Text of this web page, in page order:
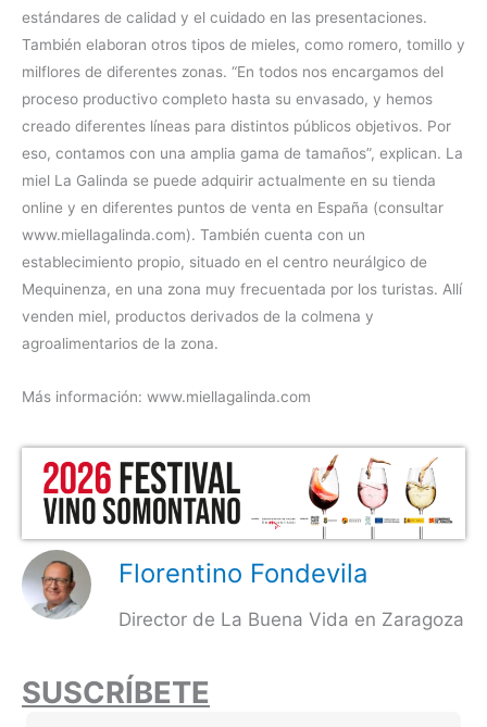
estándares de calidad y el cuidado en las presentaciones.
También elaboran otros tipos de mieles, como romero, tomillo y
milflores de diferentes zonas. “En todos nos encargamos del
proceso productivo completo hasta su envasado, y hemos
creado diferentes líneas para distintos públicos objetivos. Por
eso, contamos con una amplia gama de tamaños”, explican. La
miel La Galinda se puede adquirir actualmente en su tienda
online y en diferentes puntos de venta en España (consultar
www.miellagalinda.com). También cuenta con un
establecimiento propio, situado en el centro neurálgico de
Mequinenza, en una zona muy frecuentada por los turistas. Allí
venden miel, productos derivados de la colmena y
agroalimentarios de la zona.
Más información: www.miellagalinda.com
Florentino Fondevila
Director de La Buena Vida en Zaragoza
SUSCRÍBETE